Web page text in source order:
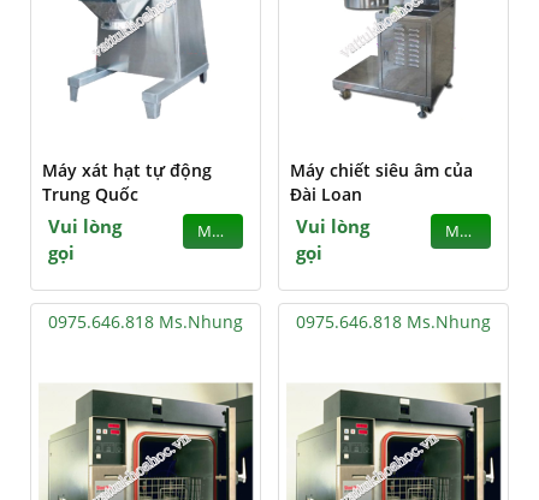
Máy xát hạt tự động
Trung Quốc
Vui lòng
gọi
MUA
Máy chiết siêu âm của
Đài Loan
Vui lòng
gọi
MUA
0975.646.818 Ms.Nhung 0975.646.818 Ms.Nhung